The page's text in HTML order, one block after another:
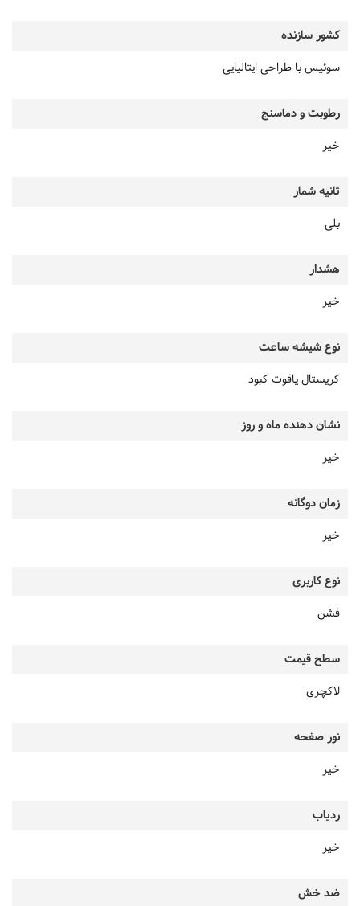
کشور سازنده
سوئیس با طراحی ایتالیایی
رطوبت و دماسنج
خیر
ثانیه شمار
بلی
هشدار
خیر
نوع شیشه ساعت
کریستال یاقوت کبود
نشان دهنده ماه و روز
خیر
زمان دوگانه
خیر
نوع کاربری
فشن
سطح قیمت
لاکچری
نور صفحه
خیر
ردیاب
خیر
ضد خش